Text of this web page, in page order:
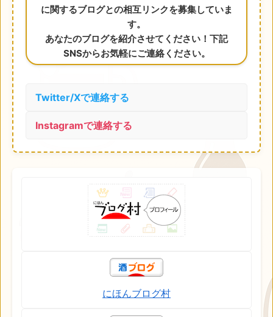
に関するブログとの相互リンクを募集していま
す。
あなたのブログを紹介させてください！下記
SNSからお気軽にご連絡ください。
Twitter/Xで連絡する
Instagramで連絡する
にほんブログ村